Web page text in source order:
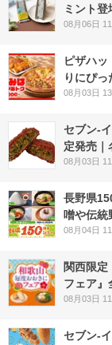
ミント
08月06日
ピザハ
りにぴ
08月03日
セブン-
定発売｜
08月03日
長野県
噌や伝統
08月04日
関西限
フェア』
08月03日
セブン‐